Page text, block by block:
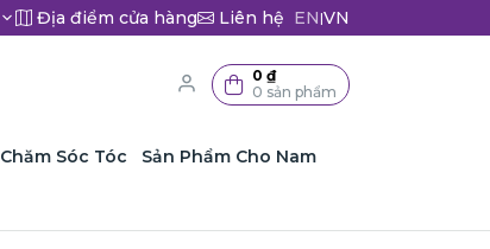
Địa điểm cửa hàng Liên hệ EN|VN
0 ₫
0 sản phẩm
Chăm Sóc Tóc Sản Phẩm Cho Nam